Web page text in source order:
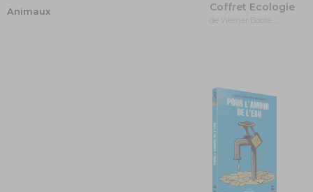
Animaux
Coffret Ecologie
de Werner Boote, …